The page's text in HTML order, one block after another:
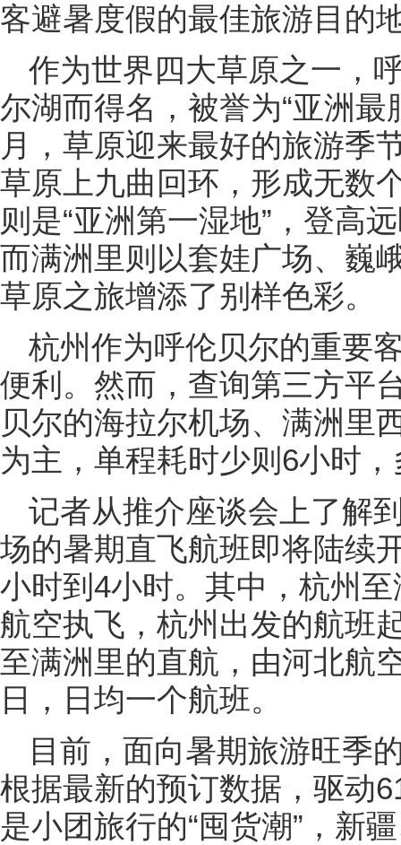
客避暑度假的最佳旅游目的
作为世界四大草原之一，
尔湖而得名，被誉为“亚洲
月，草原迎来最好的旅游季
草原上九曲回环，形成无数
则是“亚洲第一湿地”，登高
而满洲里则以套娃广场、巍
草原之旅增添了别样色彩。
杭州作为呼伦贝尔的重要
便利。然而，查询第三方平
贝尔的海拉尔机场、满洲里
为主，单程耗时少则6小时
记者从推介座谈会上了解
场的暑期直飞航班即将陆续
小时到4小时。其中，杭州
航空执飞，杭州出发的航班
至满洲里的直航，由河北航
日，日均一个航班。
目前，面向暑期旅游旺季
根据最新的预订数据，驱动
是小团旅行的“囤货潮”，新